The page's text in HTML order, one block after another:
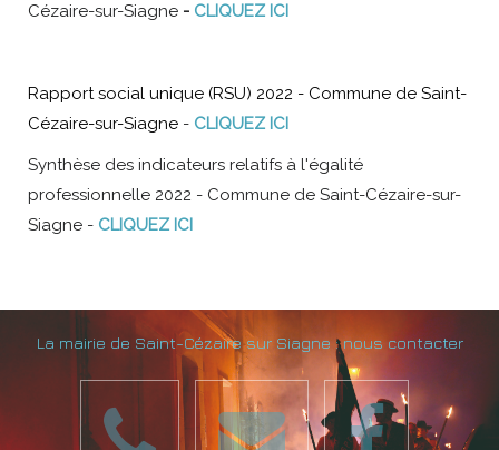
Cézaire-sur-Siagne - CLIQUEZ ICI
Rapport social unique (RSU) 2022 - Commune de Saint-
Cézaire-sur-Siagne - CLIQUEZ ICI
Synthèse des indicateurs relatifs à l'égalité
professionnelle 2022 - Commune de Saint-Cézaire-sur-
Siagne - CLIQUEZ ICI
La mairie de Saint-Cézaire sur Siagne : nous contacter